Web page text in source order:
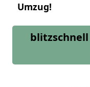
Umzug!